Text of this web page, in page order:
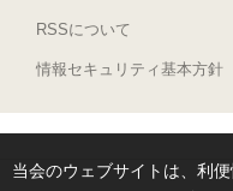
当会のウェブサイトは、利
RSSについて
情報セキュリティ基本方針